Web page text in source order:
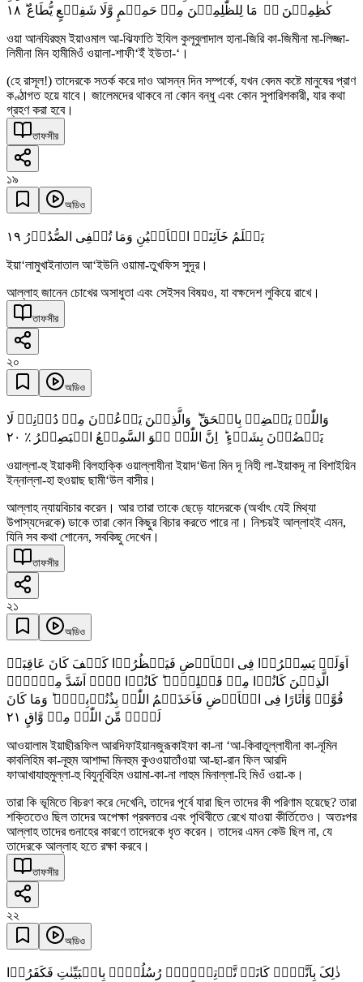
کٰظِمِیۡنَ ۬ؕ مَا لِلظّٰلِمِیۡنَ مِنۡ حَمِیۡمٍ وَّلَا شَفِیۡعٍ یُّطَاعُ ؕ ١٨
ওয়া আনযিরহুম ইয়াওমাল আ-ঝিফাতি ইযিল কুলূবুলাদাল হানা-জিরি কা-জিমীনা মা-লিজ্জা-
লিমীনা মিন হামীমিওঁ ওয়ালা-শাফী‘ইঁ ইউতা-‘।
(হে রাসূল!) তাদেরকে সতর্ক করে দাও আসন্ন দিন সম্পর্কে, যখন বেদম কষ্টে মানুষের প্রাণ
কণ্ঠাগত হয়ে যাবে। জালেমদের থাকবে না কোন বন্ধু এবং কোন সুপারিশকারী, যার কথা
গ্রহণ করা হবে।
তাফসীর
১৯
অডিও
یَعۡلَمُ خَآئِنَۃَ الۡاَعۡیُنِ وَمَا تُخۡفِی الصُّدُوۡرُ ١٩
ইয়া‘লামুখাইনাতাল আ‘ইউনি ওয়ামা-তুখফিস সুদূর।
আল্লাহ জানেন চোখের অসাধুতা এবং সেইসব বিষয়ও, যা বক্ষদেশ লুকিয়ে রাখে।
তাফসীর
২০
অডিও
وَاللّٰہُ یَقۡضِیۡ بِالۡحَقِّ ؕ وَالَّذِیۡنَ یَدۡعُوۡنَ مِنۡ دُوۡنِہٖ لَا
یَقۡضُوۡنَ بِشَیۡءٍ ؕ اِنَّ اللّٰہَ ہُوَ السَّمِیۡعُ الۡبَصِیۡرُ ٪ ٢۰
ওয়াল্লা-হু ইয়াকদী বিলহাক্কি ওয়াল্লাযীনা ইয়াদ‘ঊনা মিন দূ নিহী লা-ইয়াকদূ না বিশাইয়িন
ইন্নাল্লা-হা হুওয়াছ ছামী‘উল বাসীর।
আল্লাহ ন্যায়বিচার করেন। আর তারা তাকে ছেড়ে যাদেরকে (অর্থাৎ যেই মিথ্যা
উপাস্যদেরকে) ডাকে তারা কোন কিছুর বিচার করতে পারে না। নিশ্চয়ই আল্লাহই এমন,
যিনি সব কথা শোনেন, সবকিছু দেখেন।
তাফসীর
২১
অডিও
اَوَلَمۡ یَسِیۡرُوۡا فِی الۡاَرۡضِ فَیَنۡظُرُوۡا کَیۡفَ کَانَ عَاقِبَۃُ
الَّذِیۡنَ کَانُوۡا مِنۡ قَبۡلِہِمۡ ؕ کَانُوۡا ہُمۡ اَشَدَّ مِنۡہُمۡ
قُوَّۃً وَّاٰثَارًا فِی الۡاَرۡضِ فَاَخَذَہُمُ اللّٰہُ بِذُنُوۡبِہِمۡ ؕ وَمَا کَانَ
لَہُمۡ مِّنَ اللّٰہِ مِنۡ وَّاقٍ ٢١
আওয়ালাম ইয়াছীরূফিল আরদিফাইয়ানজুরূকাইফা কা-না ‘আ-কিবাতুল্লাযীনা কা-নূমিন
কাবলিহিম কা-নূহুম আশাদ্দা মিনহুম কুওওয়াতাঁওয়া আ-ছা-রান ফিল আরদি
ফাআখাযাহুমুল্লা-হু বিযুনূবিহিম ওয়ামা-কা-না লাহুম মিনাল্লা-হি মিওঁ ওয়া-ক।
তারা কি ভূমিতে বিচরণ করে দেখেনি, তাদের পূর্বে যারা ছিল তাদের কী পরিণাম হয়েছে? তারা
শক্তিতেও ছিল তাদের অপেক্ষা প্রবলতর এবং পৃথিবীতে রেখে যাওয়া কীর্তিতেও। অতঃপর
আল্লাহ তাদের গুনাহের কারণে তাদেরকে ধৃত করেন। তাদের এমন কেউ ছিল না, যে
তাদেরকে আল্লাহ হতে রক্ষা করবে।
তাফসীর
২২
অডিও
ذٰلِکَ بِاَنَّہُمۡ کَانَتۡ تَّاۡتِیۡہِمۡ رُسُلُہُمۡ بِالۡبَیِّنٰتِ فَکَفَرُوۡا